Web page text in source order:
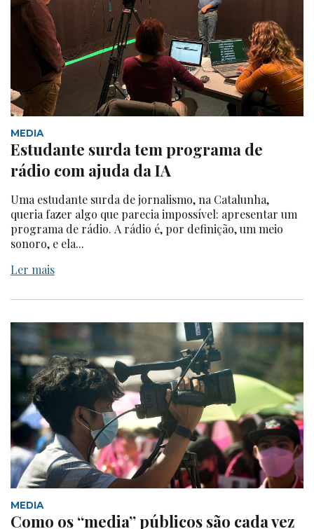
MEDIA
Estudante surda tem programa de
rádio com ajuda da IA
Uma estudante surda de jornalismo, na Catalunha,
queria fazer algo que parecia impossível: apresentar um
programa de rádio. A rádio é, por definição, um meio
sonoro, e ela...
Ler mais
MEDIA
Como os “media” públicos são cada vez